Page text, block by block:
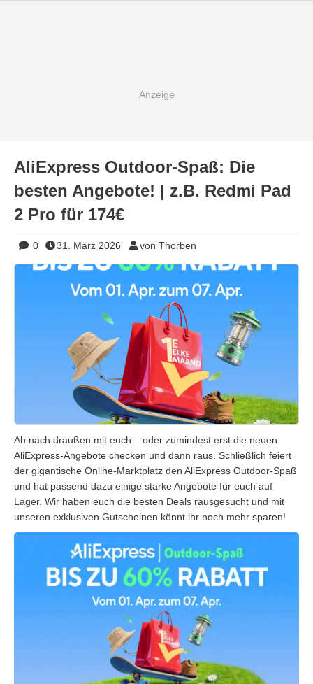
AliExpress Outdoor-Spaß: Die
besten Angebote! | z.B. Redmi Pad
2 Pro für 174€
0 31. März 2026 von Thorben
Ab nach draußen mit euch – oder zumindest erst die neuen
AliExpress-Angebote checken und dann raus. Schließlich feiert
der gigantische Online-Marktplatz den AliExpress Outdoor-Spaß
und hat passend dazu einige starke Angebote für euch auf
Lager. Wir haben euch die besten Deals rausgesucht und mit
unseren exklusiven Gutscheinen könnt ihr noch mehr sparen!